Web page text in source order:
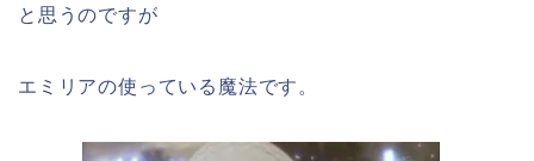
と思うのですが
エミリアの使っている魔法です。